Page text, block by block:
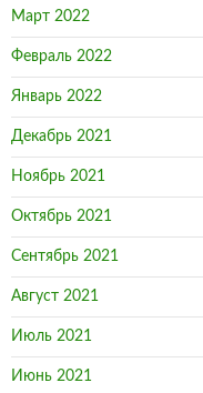
Декабрь 2021
Ноябрь 2021
Октябрь 2021
Сентябрь 2021
Август 2021
Июль 2021
Июнь 2021
Май 2021
Апрель 2021
Март 2021